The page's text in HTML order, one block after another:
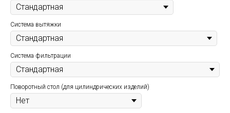
Система вытяжки
Система фильтрации
Поворотный стол (для цилиндрических изделий)